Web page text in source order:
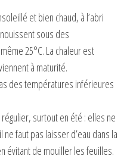
et bien chaud, à l’abri
sous des
25°C. La chaleur est
à maturité.
des températures inférieures
surtout en été : elles ne
faut pas laisser d’eau dans la
évitant de mouiller les feuilles.